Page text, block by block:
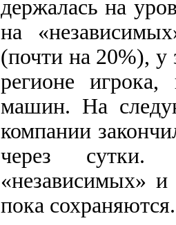
держалась на
на
(почти на 20%), у
регионе
машин. На
компании
через сутки.
«независимых» и
пока сохраняются.